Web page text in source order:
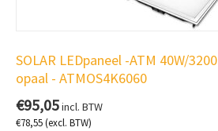
SOLAR LEDpaneel -ATM 40W/
opaal - ATMOS4K6060
€95,05incl. BTW
€78,55(excl. BTW)